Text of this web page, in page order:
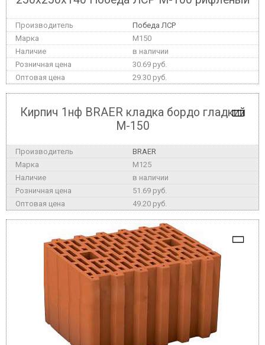
Победа ЛСР
M150
в наличии
30.69 руб.
29.30 руб.
Кирпич 1нф BRAER кладка бордо гладкий
М-150
BRAER
M125
в наличии
51.69 руб.
49.20 руб.